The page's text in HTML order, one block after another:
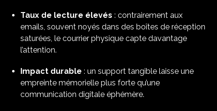
Taux de lecture élevés : contrairement aux
emails, souvent noyés dans des boîtes de réception
saturées, le courrier physique capte davantage
l’attention.​
Impact durable : un support tangible laisse une
empreinte mémorielle plus forte qu’une
communication digitale éphémère.​